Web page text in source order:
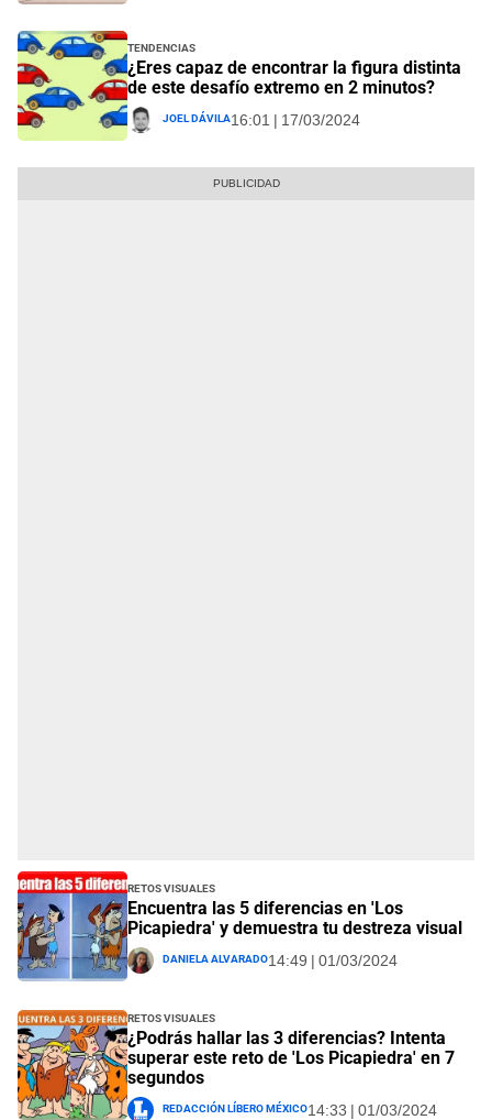
Tendencias
¿Eres capaz de encontrar la figura distinta
de este desafío extremo en 2 minutos?
Joel Dávila16:01 | 17/03/2024
Retos visuales
Encuentra las 5 diferencias en 'Los
Picapiedra' y demuestra tu destreza visual
Daniela Alvarado14:49 | 01/03/2024
Retos visuales
¿Podrás hallar las 3 diferencias? Intenta
superar este reto de 'Los Picapiedra' en 7
segundos
Redacción Líbero México14:33 | 01/03/2024